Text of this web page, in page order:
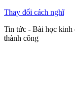
Thay đổi cách nghĩ
Tin tức - Bài học kinh
thành công